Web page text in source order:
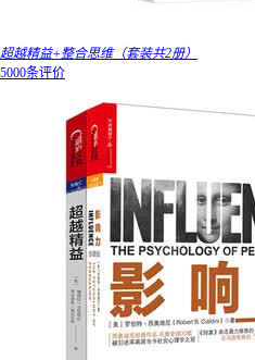
超越精益+整合思维（套装共2册）
5000条评价